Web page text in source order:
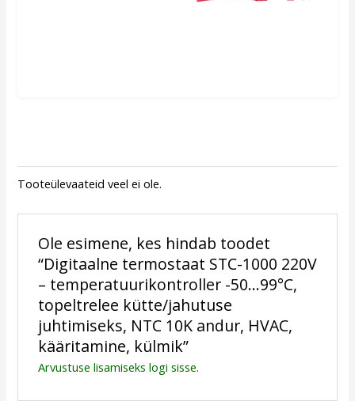
Tooteülevaateid veel ei ole.
Ole esimene, kes hindab toodet
“Digitaalne termostaat STC-1000 220V
– temperatuurikontroller -50…99°C,
topeltrelee kütte/jahutuse
juhtimiseks, NTC 10K andur, HVAC,
kääritamine, külmik”
Arvustuse lisamiseks logi sisse.